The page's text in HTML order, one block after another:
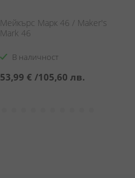
Мейкърс Марк 46 / Maker's
Mark 46
В наличност
53,99 € /105,60 лв.